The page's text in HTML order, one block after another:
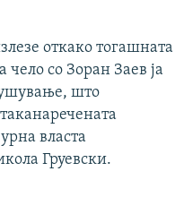
откако тогашната
со Зоран Заев ја
што
власта
Груевски.